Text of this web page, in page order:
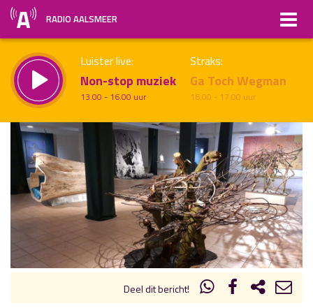
RADIO AALSMEER
Luister live:
Non-stop muziek
13.00 - 16.00 uur
Straks:
Ga Toch Wegman
16.00 - 17.00 uur
Vorig uur uur 1 van x Volgend uur
Inklappen
Deel dit bericht!